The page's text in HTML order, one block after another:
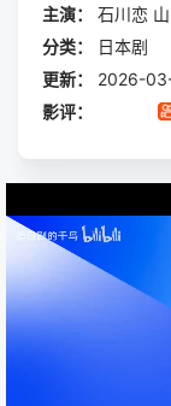
主演：
石川恋
分类：
日本剧
更新：
2026-
影评：